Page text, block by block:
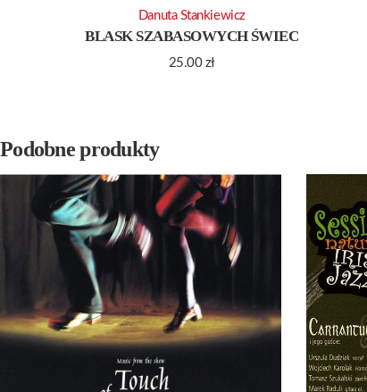
BLASK SZABASOWYCH ŚWIEC
25.00 zł
Danuta Stankiewicz
Podobne produkty